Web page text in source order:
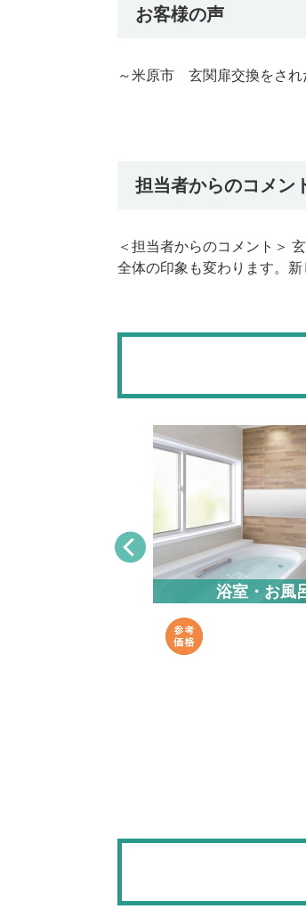
お客様の声
～米原市 玄関扉交換をされ
担当者からのコメン
＜担当者からのコメント＞
全体の印象も変わります。
浴室・お風